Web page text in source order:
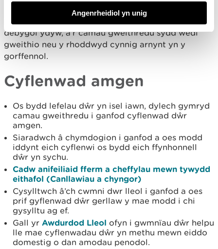
Angenrheidiol yn unig
1990-92, 1995-6 a 2005-6, a'r hyn a ddigwyddodd
bryd hynny. Gall hyn eich helpu i ddeall pa mor
debygol ydyw, a'r camau gweithredu sydd wedi
gweithio neu y rhoddwyd cynnig arnynt yn y
gorffennol.
Cyflenwad amgen
Os bydd lefelau dŵr yn isel iawn, dylech gymryd
camau gweithredu i ganfod cyflenwad dŵr
amgen.
Siaradwch â chymdogion i ganfod a oes modd
iddynt eich cyflenwi os bydd eich ffynhonnell
dŵr yn sychu.
Cadw anifeiliaid fferm a cheffylau mewn tywydd
eithafol (Canllawiau a chyngor)
Cysylltwch â’ch cwmni dwr lleol i ganfod a oes
prif gyflenwad dŵr gerllaw y mae modd i chi
gysylltu ag ef.
Gall yr Awdurdod Lleol ofyn i gwmnïau dŵr helpu
lle mae cyflenwadau dŵr yn methu mewn eiddo
domestig o dan amodau penodol.